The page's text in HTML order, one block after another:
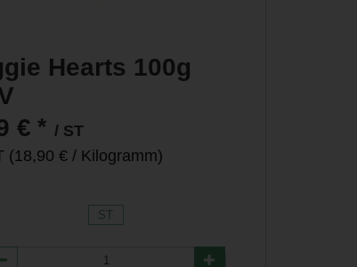
Hearts 100g
€ * / ST
(18,90 € / Kilogramm)
ST